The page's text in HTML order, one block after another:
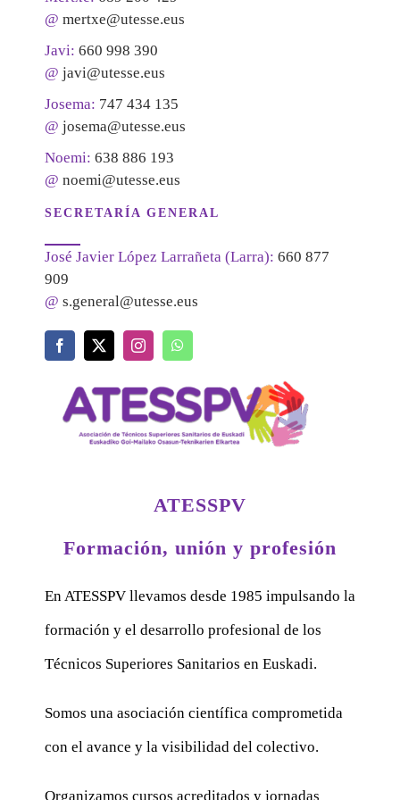
@ mertxe@utesse.eus
Javi: 660 998 390
@ javi@utesse.eus
Josema: 747 434 135
@ josema@utesse.eus
Noemi: 638 886 193
@ noemi@utesse.eus
SECRETARÍA GENERAL
José Javier López Larrañeta (Larra): 660 877
909
@ s.general@utesse.eus
ATESSPV
Formación, unión y profesión
En ATESSPV llevamos desde 1985 impulsando la
formación y el desarrollo profesional de los
Técnicos Superiores Sanitarios en Euskadi.
Somos una asociación científica comprometida
con el avance y la visibilidad del colectivo.
Organizamos cursos acreditados y jornadas